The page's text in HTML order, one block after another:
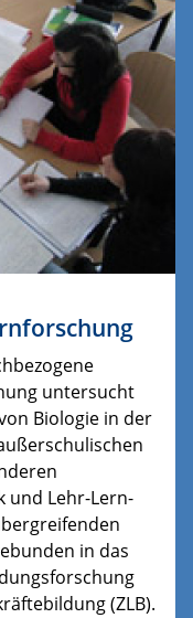
untersucht
Biologie in der
und Lehr-Lern-
in das
(ZLB).